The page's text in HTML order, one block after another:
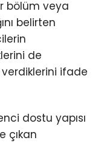
bölüm veya
belirten
de
ifade
dostu yapısı
çıkan